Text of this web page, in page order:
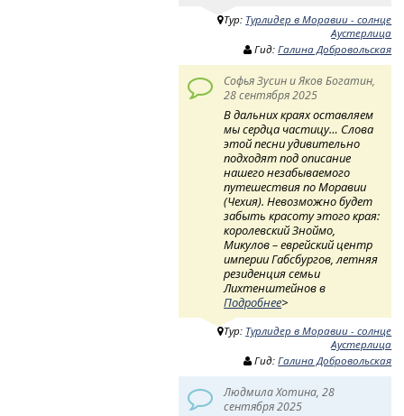
Тур: Турлидер в Моравии - солнце
Аустерлица
Гид:Галина Добровольская
Софья Зусин и Яков Богатин,
28 сентября 2025
В дальних краях оставляем
мы сердца частицу… Слова
этой песни удивительно
подходят под описание
нашего незабываемого
путешествия по Моравии
(Чехия). Невозможно будет
забыть красоту этого края:
королевский Зноймо,
Микулов – еврейский центр
империи Габсбургов, летняя
резиденция семьи
Лихтенштейнов в
Подробнее>
Тур: Турлидер в Моравии - солнце
Аустерлица
Гид:Галина Добровольская
Людмила Хотина, 28
сентября 2025